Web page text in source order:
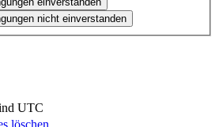
UTC
löschen